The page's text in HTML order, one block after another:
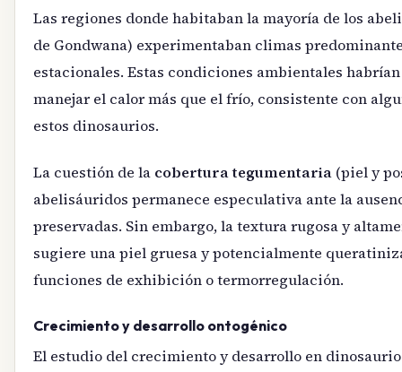
Las regiones donde habitaban la mayoría de los
de Gondwana) experimentaban climas
estacionales. Estas condiciones ambientales
manejar el calor más que el frío, consistente con
estos dinosaurios.
La cuestión de la cobertura tegumentaria (piel y
abelisáuridos permanece especulativa ante la
preservadas. Sin embargo, la textura rugosa y
sugiere una piel gruesa y potencialmente
funciones de exhibición o termorregulación.
Crecimiento y desarrollo ontogénico
El estudio del crecimiento y desarrollo en